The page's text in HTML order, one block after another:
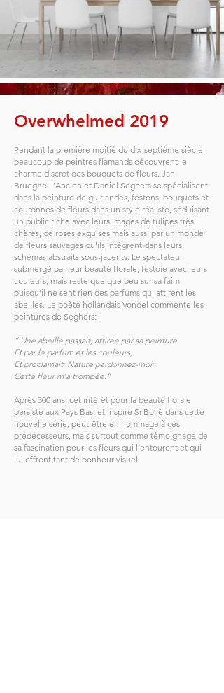
Overwhelmed 2019
Pendant la première moitié du dix-septième siècle
beaucoup de peintres flamands découvrent le
charme discret des bouquets de fleurs. Jan
Brueghel l’Ancien et Daniel Seghers se spécialisent
dans la peinture de guirlandes, festons, bouquets et
couronnes de fleurs dans un style réaliste, séduisant
un public riche avec leurs images de tulipes très
chères, de roses exquises mais aussi par un monde
de fleurs sauvages qu’ils intègrent dans leurs
schémas abstraits sous-jacents. Le spectateur
submergé par leur beauté florale, festoie avec leurs
couleurs, mais reste quelque peu sur sa faim
puisqu’il ne sent rien des parfums qui attirent les
abeilles. Le poète hollandais Vondel commente les
peintures de Seghers:
“ Une abeille passait, attirée par sa peinture
Et par le parfum et les couleurs,
Et proclamait: Nature pardonnez-moi:
Cette fleur m’a trompée.”
Après 300 ans, cet intérêt pour la beauté florale
persiste aux Pays Bas, et inspire Si Bollé dans cette
nouvelle série, peut-être en hommage à ces
prédécesseurs, mais surtout comme témoignage de
sa fascination pour les fleurs qui l’entourent et qui
lui offrent tant de bonheur visuel.